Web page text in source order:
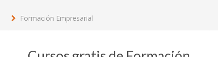
Formación Empresarial